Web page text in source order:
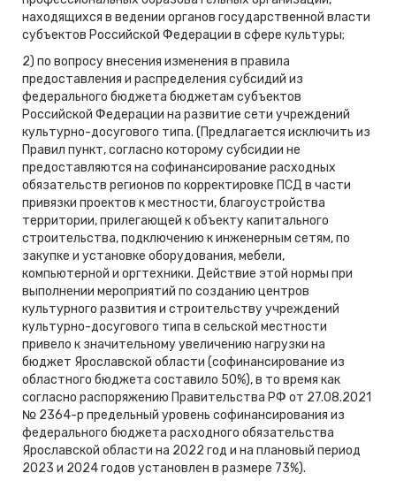
находящихся в ведении органов государственной власти
субъектов Российской Федерации в сфере культуры;
2) по вопросу внесения изменения в правила
предоставления и распределения субсидий из
федерального бюджета бюджетам субъектов
Российской Федерации на развитие сети учреждений
культурно-досугового типа. (Предлагается исключить из
Правил пункт, согласно которому субсидии не
предоставляются на софинансирование расходных
обязательств регионов по корректировке ПСД в части
привязки проектов к местности, благоустройства
территории, прилегающей к объекту капитального
строительства, подключению к инженерным сетям, по
закупке и установке оборудования, мебели,
компьютерной и оргтехники. Действие этой нормы при
выполнении мероприятий по созданию центров
культурного развития и строительству учреждений
культурно-досугового типа в сельской местности
привело к значительному увеличению нагрузки на
бюджет Ярославской области (софинансирование из
областного бюджета составило 50%), в то время как
согласно распоряжению Правительства РФ от 27.08.2021
№ 2364-р предельный уровень софинансирования из
федерального бюджета расходного обязательства
Ярославской области на 2022 год и на плановый период
2023 и 2024 годов установлен в размере 73%).